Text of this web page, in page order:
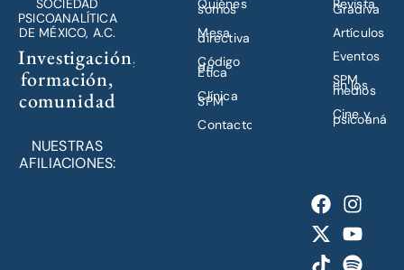
SOCIEDAD
PSICOANALÍTICA
DE MÉXICO, A.C.
Investigación,
formación,
comunidad
NUESTRAS
AFILIACIONES:
Quiénes
somos
Mesa
directiva
Código
de
Ética
Clínica
SPM
Contacto
Revista
Gradiva
Artículos
Eventos
SPM
en los
medios
Cine y